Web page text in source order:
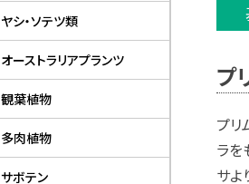
プ
プリ
ラを
サよ
ヤシ・ソテツ類
オーストラリアプランツ
観葉植物
多肉植物
サボテン